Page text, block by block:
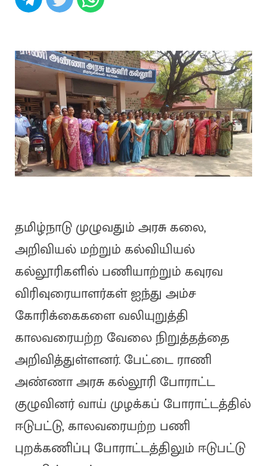
தமிழ்நாடு முழுவதும் அரசு கலை,
அறிவியல் மற்றும் கல்வியியல்
கல்லூரிகளில் பணியாற்றும் கவுரவ
விரிவுரையாளர்கள் ஐந்து அம்ச
கோரிக்கைகளை வலியுறுத்தி
காலவரையற்ற வேலை நிறுத்தத்தை
அறிவித்துள்ளனர். பேட்டை ராணி
அண்ணா அரசு கல்லூரி போராட்ட
குழுவினர் வாய் முழக்கப் போராட்டத்தில்
ஈடுபட்டு, காலவரையற்ற பணி
புறக்கணிப்பு போராட்டத்திலும் ஈடுபட்டு